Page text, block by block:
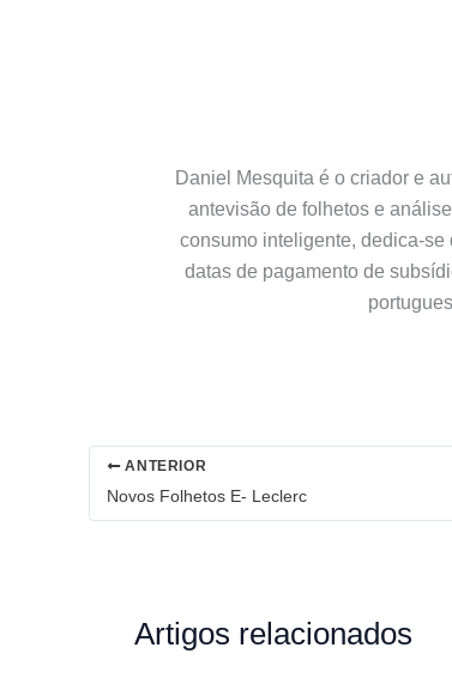
Daniel Mesquita é o criador e
antevisão de folhetos e
consumo inteligente, dedica-
datas de pagamento de
ANTERIOR
Novos Folhetos E- Leclerc
Artigos relacionados